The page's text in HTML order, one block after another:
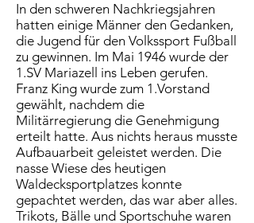
In den schweren Nachkriegsjahren
hatten einige Männer den Gedanken,
die Jugend für den Volkssport Fußball
zu gewinnen. Im Mai 1946 wurde der
1.SV Mariazell ins Leben gerufen.
Franz King wurde zum 1.Vorstand
gewählt, nachdem die
Militärregierung die Genehmigung
erteilt hatte. Aus nichts heraus musste
Aufbauarbeit geleistet werden. Die
nasse Wiese des heutigen
Waldecksportplatzes konnte
gepachtet werden, das war aber alles.
Trikots, Bälle und Sportschuhe waren